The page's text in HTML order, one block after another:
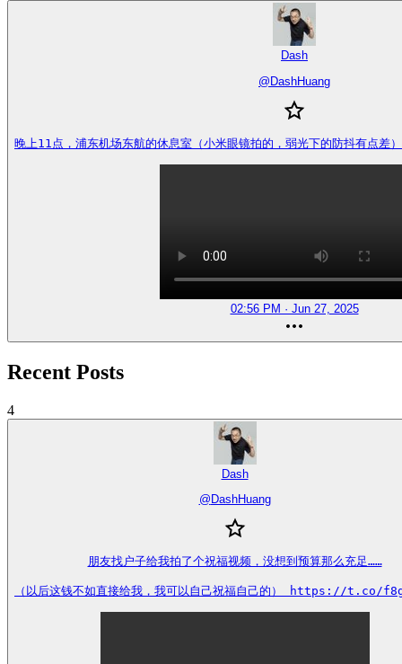
Dash
@DashHuang
晚上11点，浦东机场东航的休息室（小米眼镜拍的，弱光下的防抖有
02:56 PM · Jun 27, 2025
Recent Posts
4
Dash
@ DashHuang
朋友找户子给我拍了个祝福视频，没想到预算那么充足……
（以后这钱不如直接给我，我可以自己祝福自己的） https://t.co/